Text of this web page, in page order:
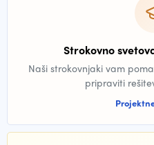
Strokovno
Naši strokovnjaki vam
pripraviti